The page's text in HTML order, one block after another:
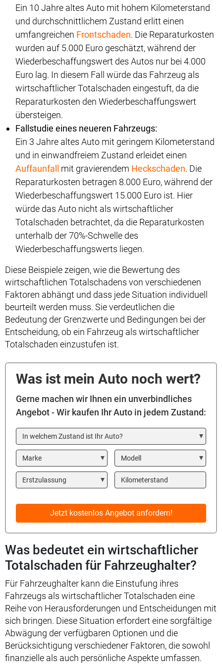
Ein 10 Jahre altes Auto mit hohem Kilometerstand
und durchschnittlichem Zustand erlitt einen
umfangreichen Frontschaden. Die Reparaturkosten
wurden auf 5.000 Euro geschätzt, während der
Wiederbeschaffungswert des Autos nur bei 4.000
Euro lag. In diesem Fall würde das Fahrzeug als
wirtschaftlicher Totalschaden eingestuft, da die
Reparaturkosten den Wiederbeschaffungswert
übersteigen.
Fallstudie eines neueren Fahrzeugs:
Ein 3 Jahre altes Auto mit geringem Kilometerstand
und in einwandfreiem Zustand erleidet einen
Auffaunfall
mit gravierendem Heckschaden. Die
Reparaturkosten betragen 8.000 Euro, während der
Wiederbeschaffungswert 15.000 Euro ist. Hier
würde das Auto nicht als wirtschaftlicher
Totalschaden betrachtet, da die Reparaturkosten
unterhalb der 70%-Schwelle des
Wiederbeschaffungswerts liegen.
Diese Beispiele zeigen, wie die Bewertung des
wirtschaftlichen Totalschadens von verschiedenen
Faktoren abhängt und dass jede Situation individuell
beurteilt werden muss. Sie verdeutlichen die
Bedeutung der Grenzwerte und Bedingungen bei der
Entscheidung, ob ein Fahrzeug als wirtschaftlicher
Totalschaden einzustufen ist.
Was ist mein Auto noch wert?
Gerne machen wir Ihnen ein unverbindliches
Angebot - Wir kaufen Ihr Auto in jedem Zustand:
In welchem Zustand ist Ihr Auto?
Marke Modell
Year Kilometerstand
Jetzt kostenlos Angebot anfordern!
Was bedeutet ein wirtschaftlicher
Totalschaden für Fahrzeughalter?
Für Fahrzeughalter kann die Einstufung ihres
Fahrzeugs als wirtschaftlicher Totalschaden eine
Reihe von Herausforderungen und Entscheidungen mit
sich bringen. Diese Situation erfordert eine sorgfältige
Abwägung der verfügbaren Optionen und die
Berücksichtigung verschiedener Faktoren, die sowohl
finanzielle als auch persönliche Aspekte umfassen.